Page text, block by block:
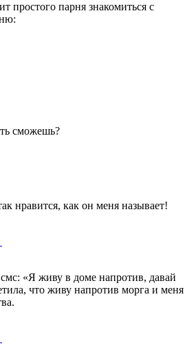
простого парня знакомиться с
сможешь?
нравится, как он меня называет!
«Я живу в доме напротив, давай
что живу напротив морга и меня